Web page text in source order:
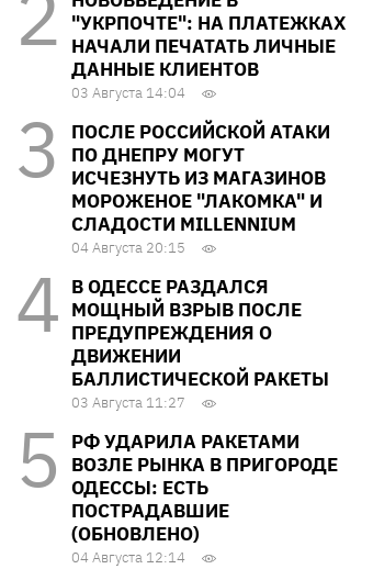
"УКРПОЧТЕ": НА ПЛАТЕЖКАХ
НАЧАЛИ ПЕЧАТАТЬ ЛИЧНЫЕ
ДАННЫЕ КЛИЕНТОВ
03 Августа 14:04
ПОСЛЕ РОССИЙСКОЙ АТАКИ
ПО ДНЕПРУ МОГУТ
ИСЧЕЗНУТЬ ИЗ МАГАЗИНОВ
МОРОЖЕНОЕ "ЛАКОМКА" И
СЛАДОСТИ MILLENNIUM
04 Августа 20:15
В ОДЕССЕ РАЗДАЛСЯ
МОЩНЫЙ ВЗРЫВ ПОСЛЕ
ПРЕДУПРЕЖДЕНИЯ О
ДВИЖЕНИИ
БАЛЛИСТИЧЕСКОЙ РАКЕТЫ
03 Августа 11:27
РФ УДАРИЛА РАКЕТАМИ
ВОЗЛЕ РЫНКА В ПРИГОРОДЕ
ОДЕССЫ: ЕСТЬ
ПОСТРАДАВШИЕ
(ОБНОВЛЕНО)
04 Августа 12:14